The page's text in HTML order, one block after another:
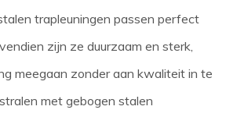
trapleuningen passen perfect
zijn ze duurzaam en sterk,
meegaan zonder aan kwaliteit in te
met gebogen stalen